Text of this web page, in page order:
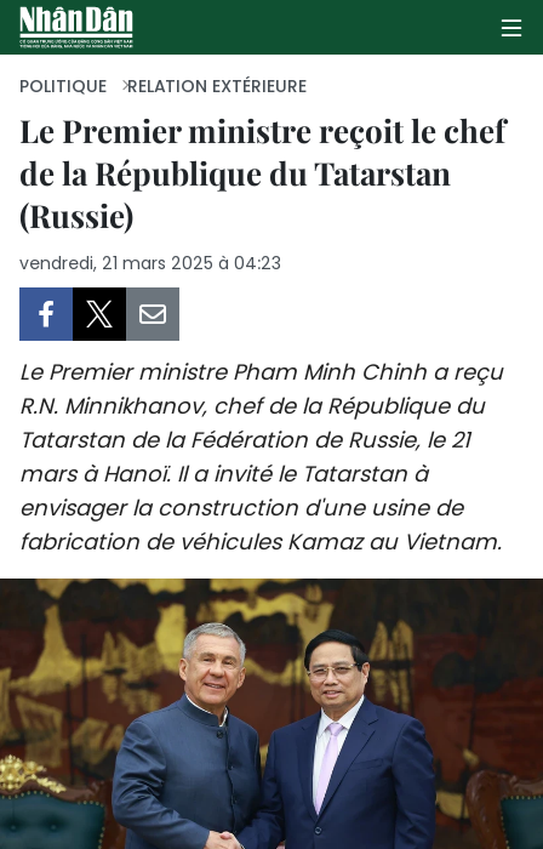
PAGE D'ACCUEIL
CULTURE
TOURISME
ENVIRONNEMENT
SPORT
FRANCOPHONIE
PAYS NATAL
INTERNATIONAL
MÉGASTORIE
POLITIQUE RELATION EXTÉRIEURE
Le Premier ministre reçoit le chef
de la République du Tatarstan
(Russie)
vendredi, 21 mars 2025 à 04:23
Le Premier ministre Pham Minh Chinh a reçu
R.N. Minnikhanov, chef de la République du
Tatarstan de la Fédération de Russie, le 21
mars à Hanoï. Il a invité le Tatarstan à
envisager la construction d'une usine de
fabrication de véhicules Kamaz au Vietnam.